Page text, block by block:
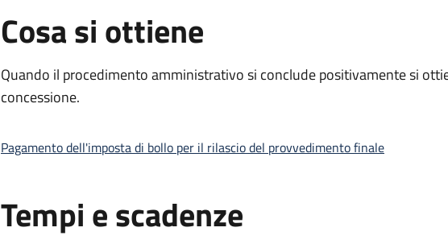
Cosa si ottiene
Quando il procedimento amministrativo si conclude positivamente si
concessione.
Pagamento dell'imposta di bollo per il rilascio del provvedimento finale
Tempi e scadenze